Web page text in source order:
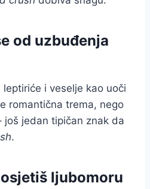
od uzbuđenja
i veselje kao uoči
romantična trema, nego
još jedan tipičan znak da
.
ljubomoru